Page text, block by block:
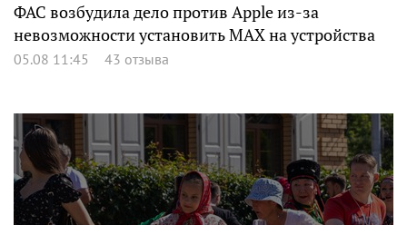
ФАС возбудила дело против Apple из-за
невозможности установить MAX на устройства
05.08 11:45 43 отзыва